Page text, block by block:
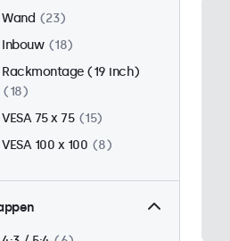
Wand
23
Inbouw
18
Rackmontage (19 inch)
18
VESA 75 x 75
15
VESA 100 x 100
8